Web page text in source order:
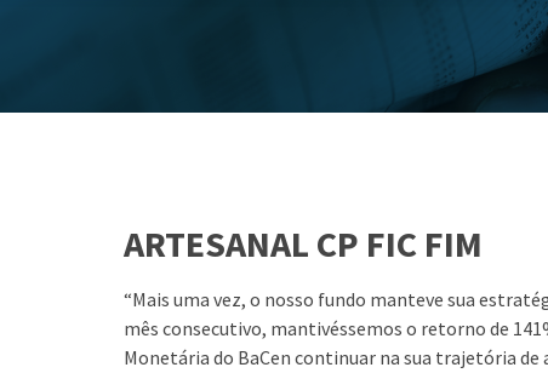
ARTESANAL CP FIC FIM
“Mais uma vez, o nosso fundo manteve sua
mês consecutivo, mantivéssemos o retorno de
Monetária do BaCen continuar na sua trajetória